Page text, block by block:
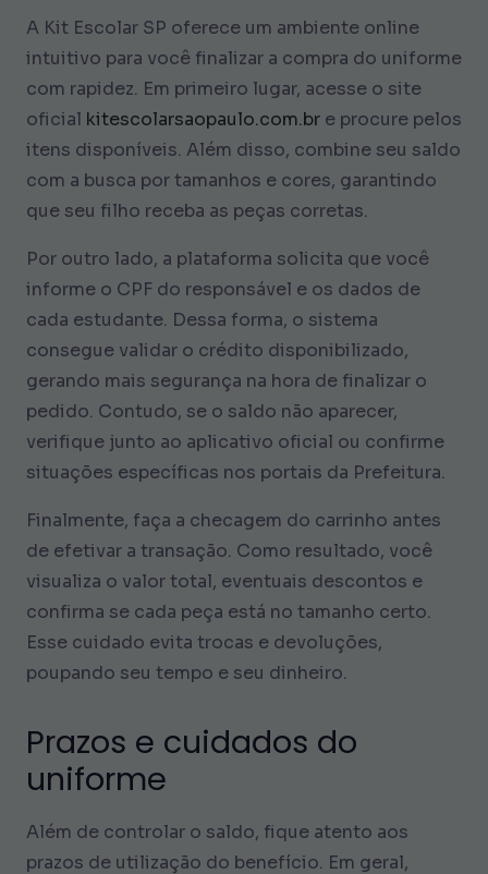
A Kit Escolar SP oferece um ambiente online
intuitivo para você finalizar a compra do uniforme
com rapidez. Em primeiro lugar, acesse o site
oficial kitescolarsaopaulo.com.br e procure pelos
itens disponíveis. Além disso, combine seu saldo
com a busca por tamanhos e cores, garantindo
que seu filho receba as peças corretas.
Por outro lado, a plataforma solicita que você
informe o CPF do responsável e os dados de
cada estudante. Dessa forma, o sistema
consegue validar o crédito disponibilizado,
gerando mais segurança na hora de finalizar o
pedido. Contudo, se o saldo não aparecer,
verifique junto ao aplicativo oficial ou confirme
situações específicas nos portais da Prefeitura.
Finalmente, faça a checagem do carrinho antes
de efetivar a transação. Como resultado, você
visualiza o valor total, eventuais descontos e
confirma se cada peça está no tamanho certo.
Esse cuidado evita trocas e devoluções,
poupando seu tempo e seu dinheiro.
Prazos e cuidados do
uniforme
Além de controlar o saldo, fique atento aos
prazos de utilização do benefício. Em geral,